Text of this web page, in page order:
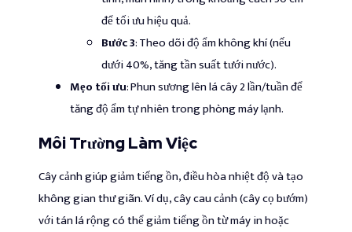
để tối ưu hiệu quả.
Bước 3: Theo dõi độ ẩm không khí (nếu
dưới 40%, tăng tần suất tưới nước).
Mẹo tối ưu: Phun sương lên lá cây 2 lần/tuần để
tăng độ ẩm tự nhiên trong phòng máy lạnh.
Môi Trường Làm Việc
Cây cảnh giúp giảm tiếng ồn, điều hòa nhiệt độ và tạo
không gian thư giãn. Ví dụ, cây cau cảnh (cây cọ bướm)
với tán lá rộng có thể giảm tiếng ồn từ máy in hoặc